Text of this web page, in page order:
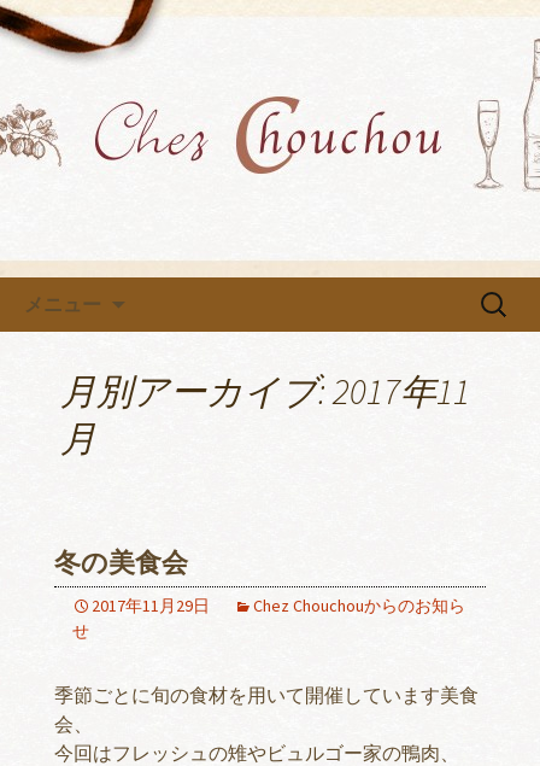
小牧市にあるフレンチ「Chez
Chouchou」のブログ
各種イベントや教室を開催中です
メニュー
検
月別アーカイブ: 2017年11
月
冬の美食会
2017年11月29日
Chez Chouchouからのお知ら
せ
季節ごとに旬の食材を用いて開催しています美食
会、
今回はフレッシュの雉やビュルゴー家の鴨肉、